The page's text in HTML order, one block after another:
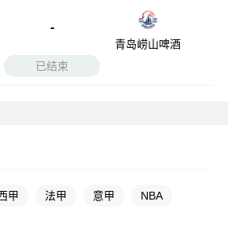
-
青岛崂山啤酒
已结束
甲 法甲 意甲 NBA